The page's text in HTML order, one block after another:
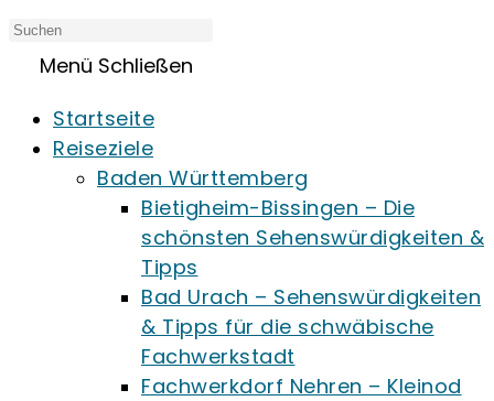
Menü Schließen
Startseite
Reiseziele
Baden Württemberg
Bietigheim-Bissingen – Die
schönsten Sehenswürdigkeiten &
Tipps
Bad Urach – Sehenswürdigkeiten
& Tipps für die schwäbische
Fachwerkstadt
Fachwerkdorf Nehren – Kleinod